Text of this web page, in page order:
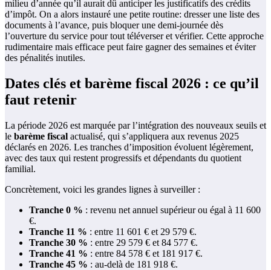
milieu d’année qu’il aurait dû anticiper les justificatifs des crédits
d’impôt. On a alors instauré une petite routine: dresser une liste des
documents à l’avance, puis bloquer une demi-journée dès
l’ouverture du service pour tout téléverser et vérifier. Cette approche
rudimentaire mais efficace peut faire gagner des semaines et éviter
des pénalités inutiles.
Dates clés et barème fiscal 2026 : ce qu’il
faut retenir
La période 2026 est marquée par l’intégration des nouveaux seuils et
le barème fiscal actualisé, qui s’appliquera aux revenus 2025
déclarés en 2026. Les tranches d’imposition évoluent légèrement,
avec des taux qui restent progressifs et dépendants du quotient
familial.
Concrètement, voici les grandes lignes à surveiller :
Tranche 0 % : revenu net annuel supérieur ou égal à 11 600
€.
Tranche 11 % : entre 11 601 € et 29 579 €.
Tranche 30 % : entre 29 579 € et 84 577 €.
Tranche 41 % : entre 84 578 € et 181 917 €.
Tranche 45 % : au-delà de 181 918 €.